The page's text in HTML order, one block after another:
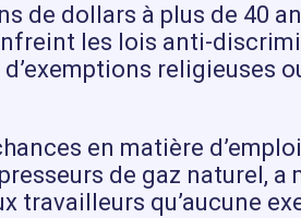
de dollars à plus de 40
les lois anti-
religieuses
en matière
de gaz naturel,
travailleurs qu’aucune